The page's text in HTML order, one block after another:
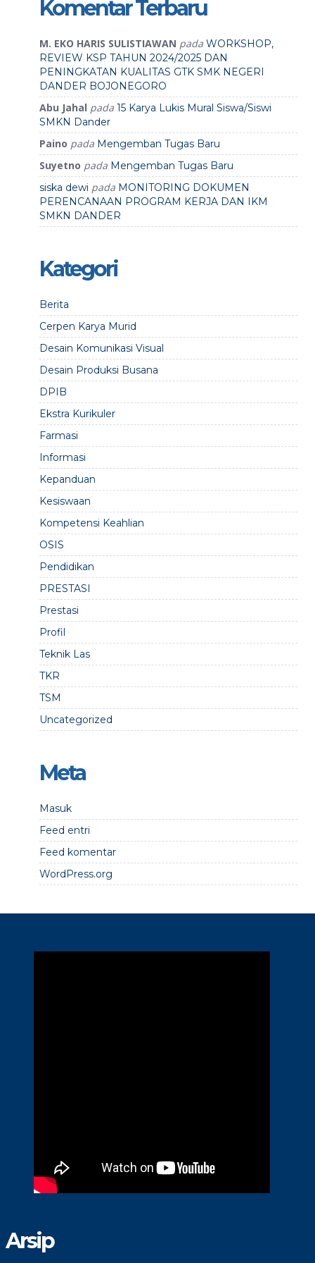
Komentar Terbaru
M. EKO HARIS SULISTIAWAN pada WORKSHOP,
REVIEW KSP TAHUN 2024/2025 DAN
PENINGKATAN KUALITAS GTK SMK NEGERI
DANDER BOJONEGORO
Abu Jahal pada 15 Karya Lukis Mural Siswa/Siswi
SMKN Dander
Paino pada Mengemban Tugas Baru
Suyetno pada Mengemban Tugas Baru
siska dewi pada MONITORING DOKUMEN
PERENCANAAN PROGRAM KERJA DAN IKM
SMKN DANDER
Kategori
Berita
Cerpen Karya Murid
Desain Komunikasi Visual
Desain Produksi Busana
DPIB
Ekstra Kurikuler
Farmasi
Informasi
Kepanduan
Kesiswaan
Kompetensi Keahlian
OSIS
Pendidikan
PRESTASI
Prestasi
Profil
Teknik Las
TKR
TSM
Uncategorized
Meta
Masuk
Feed entri
Feed komentar
WordPress.org
Arsip